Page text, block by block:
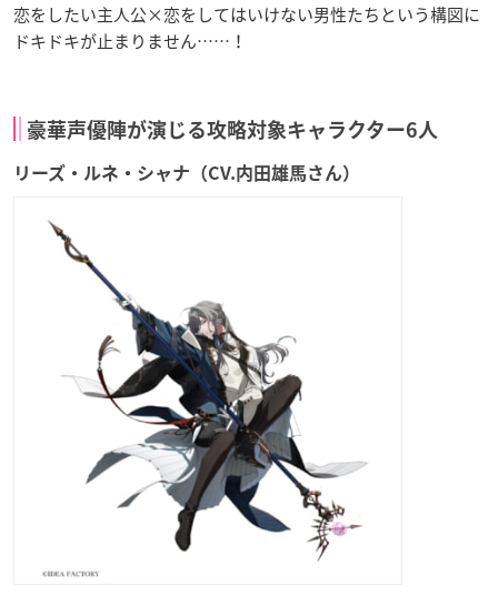
恋をしたい主人公×恋をしてはいけない男性たちという構図に
ドキドキが止まりません……！
豪華声優陣が演じる攻略対象キャラクター6人
リーズ・ルネ・シャナ（CV.内田雄馬さん）